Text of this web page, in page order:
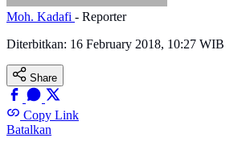
Moh. Kadafi - Reporter
Diterbitkan: 16 February 2018, 10:27 WIB
Share
Copy Link
Batalkan